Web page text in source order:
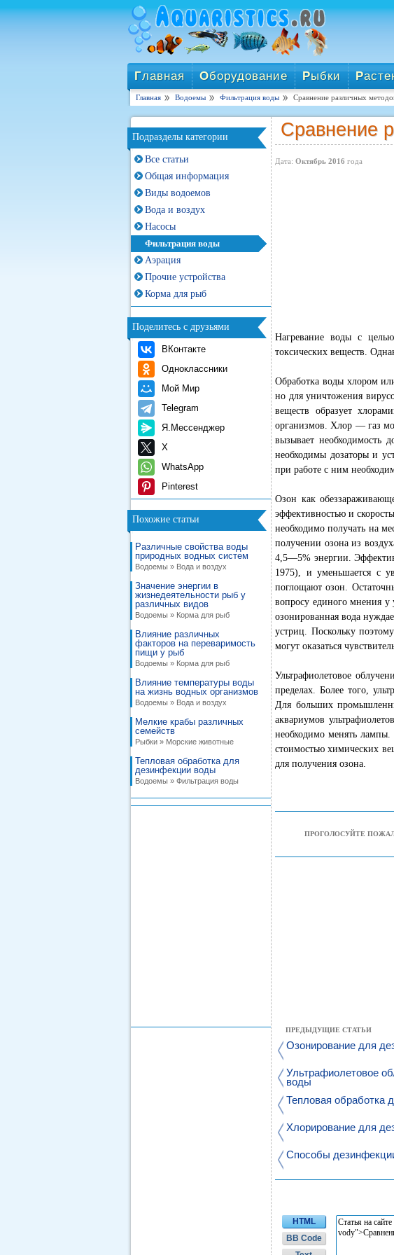
Главная Оборудование Рыбки Р
Главная Водоемы Фильтрация воды Сравнение различных
Подразделы категории
Все статьи
Общая информация
Виды водоемов
Вода и воздух
Насосы
Фильтрация воды
Аэрация
Прочие устройства
Корма для рыб
Поделитесь с друзьями
ВКонтакте
Одноклассники
Мой Мир
Telegram
Я.Мессенджер
X
WhatsApp
Pinterest
Похожие статьи
Различные свойства воды
природных водных систем
Водоемы » Вода и воздух
Значение энергии в
жизнедеятельности рыб у
различных видов
Водоемы » Корма для рыб
Влияние различных
факторов на переваримость
пищи у рыб
Водоемы » Корма для рыб
Влияние температуры воды
на жизнь водных организмов
Водоемы » Вода и воздух
Мелкие крабы различных
семейств
Рыбки » Морские животные
Тепловая обработка для
дезинфекции воды
Водоемы » Фильтрация воды
Сравнение
Дата: Октябрь 2016 года
Нагревание воды с
токсических веществ.
Обработка воды хлором
но для уничтожения
веществ образует
организмов. Хлор — газ
вызывает необходимость
необходимы дозаторы и
при работе с ним
Озон как
эффективностью и
необходимо получать на
получении озона из
4,5—5% энергии.
1975), и уменьшается с
поглощают озон.
вопросу единого мнения у
озонированная вода
устриц. Поскольку
могут оказаться
Ультрафиолетовое
пределах. Более того,
Для больших
аквариумов
необходимо менять
стоимостью химических
для получения озона.
ПРОГОЛОСУЙТЕ
ПРЕДЫДУЩИЕ СТАТЬИ
Озонирование для
Ультрафиолетовое
воды
Тепловая обработка
Хлорирование для
Способы
HTML
BB Code